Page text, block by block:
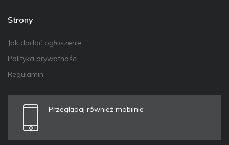
Strony
Jak dodać ogłoszenie
Polityka prywatności
Regulamin
Przeglądaj również mobilnie